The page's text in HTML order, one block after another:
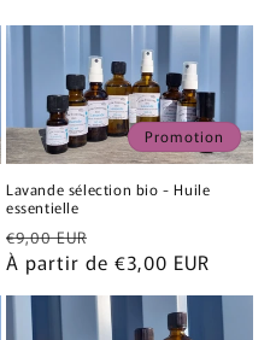
Promotion
Lavande sélection bio - Huile
essentielle
Prix
habituel
€9,00 EUR
promotionnel
À partir de €3,00 EUR